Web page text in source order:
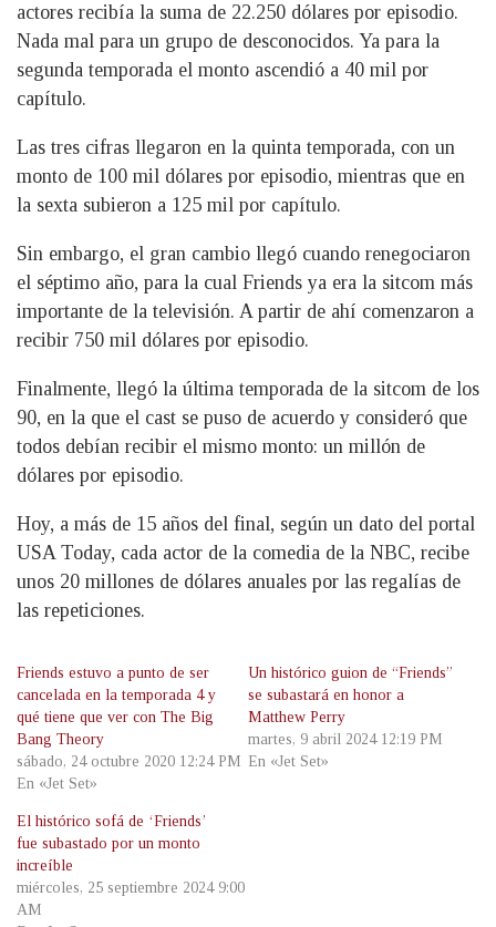
actores recibía la suma de 22.250 dólares por episodio.
Nada mal para un grupo de desconocidos. Ya para la
segunda temporada el monto ascendió a 40 mil por
capítulo.
Las tres cifras llegaron en la quinta temporada, con un
monto de 100 mil dólares por episodio, mientras que en
la sexta subieron a 125 mil por capítulo.
Sin embargo, el gran cambio llegó cuando renegociaron
el séptimo año, para la cual Friends ya era la sitcom más
importante de la televisión. A partir de ahí comenzaron a
recibir 750 mil dólares por episodio.
Finalmente, llegó la última temporada de la sitcom de los
90, en la que el cast se puso de acuerdo y consideró que
todos debían recibir el mismo monto: un millón de
dólares por episodio.
Hoy, a más de 15 años del final, según un dato del portal
USA Today, cada actor de la comedia de la NBC, recibe
unos 20 millones de dólares anuales por las regalías de
las repeticiones.
Friends estuvo a punto de ser
cancelada en la temporada 4 y
qué tiene que ver con The Big
Bang Theory
sábado, 24 octubre 2020 12:24 PM
En «Jet Set»
Un histórico guion de “Friends”
se subastará en honor a
Matthew Perry
martes, 9 abril 2024 12:19 PM
En «Jet Set»
El histórico sofá de ‘Friends’
fue subastado por un monto
increíble
miércoles, 25 septiembre 2024 9:00
AM